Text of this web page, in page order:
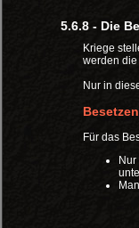
5.6.8 - Die
Kriege
werden
Nur in
Für das